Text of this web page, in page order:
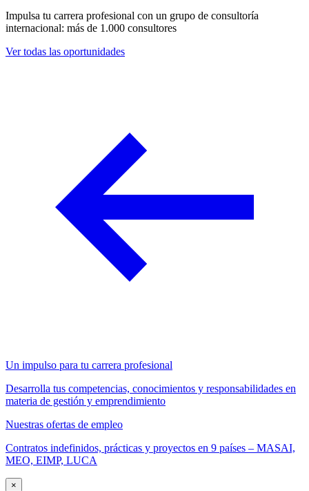
Impulsa tu carrera profesional con un grupo de consultoría
internacional: más de 1.000 consultores
Ver todas las oportunidades
Un impulso para tu carrera profesional
Desarrolla tus competencias, conocimientos y responsabilidades en
materia de gestión y emprendimiento
Nuestras ofertas de empleo
Contratos indefinidos, prácticas y proyectos en 9 países – MASAI,
MEO, EIMP, LUCA
×